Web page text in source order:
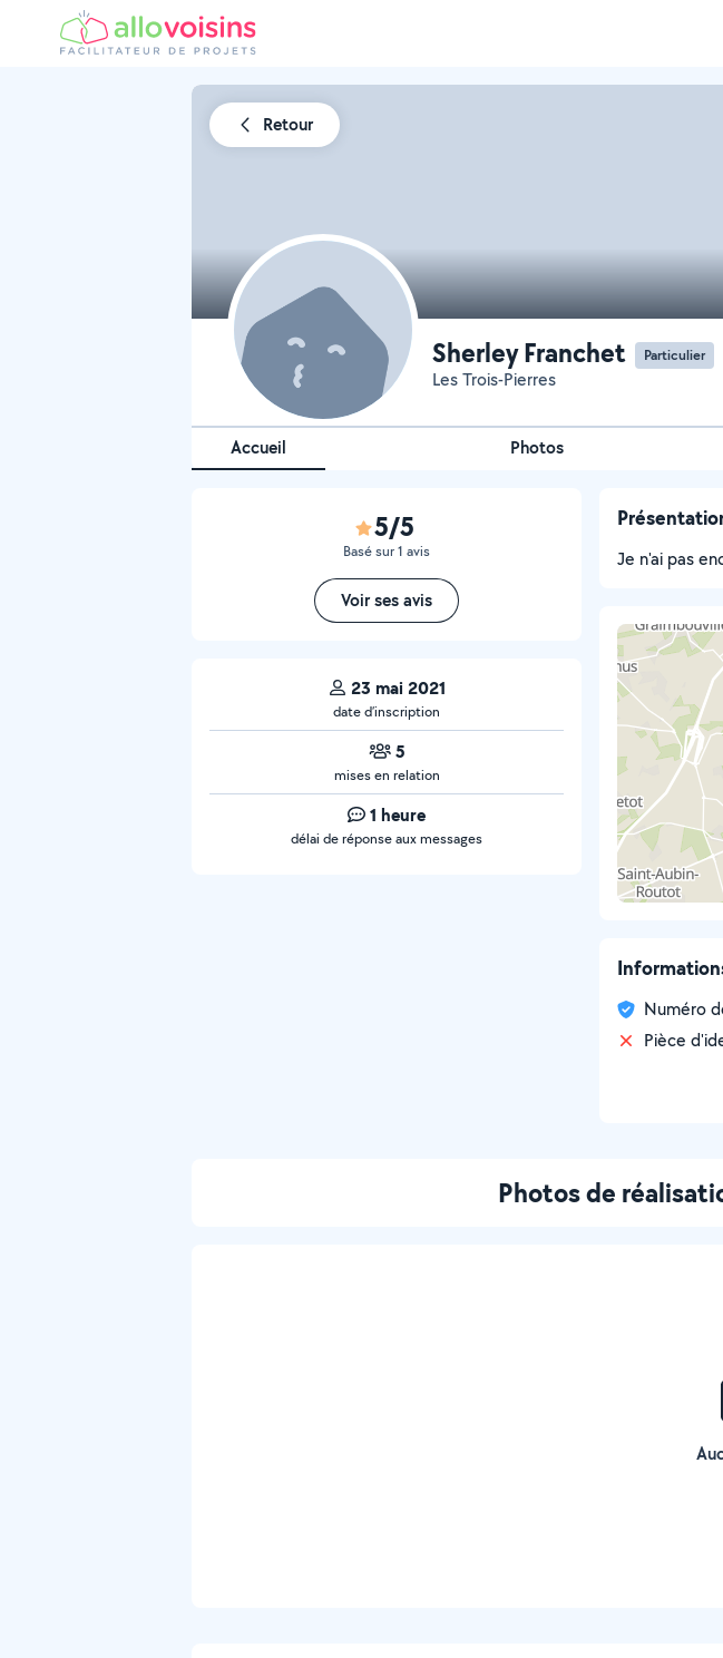
Retour
Sherley Franchet Particulier
Les Trois-Pierres
Accueil Photos
5/5
Basé sur 1 avis
Voir ses avis
23 mai 2021
date d’inscription
5
mises en relation
1 heure
délai de réponse aux messages
Je n'ai pas
Numéro
Pièce
Photos de